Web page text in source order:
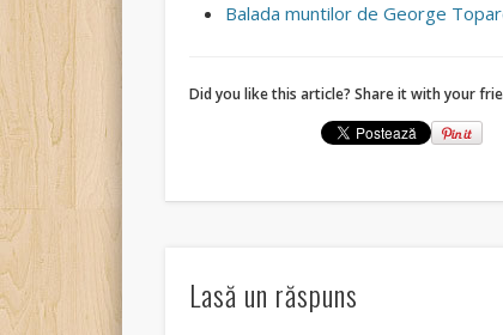
Balada muntilor de George
Did you like this article? Share it with your
Lasă un răspuns